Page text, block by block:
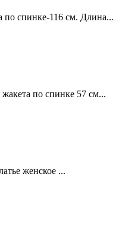
по спинке-116 см. Длина...
по спинке 57 см...
женское ...